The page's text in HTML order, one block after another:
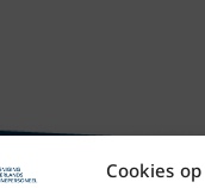
Cookies